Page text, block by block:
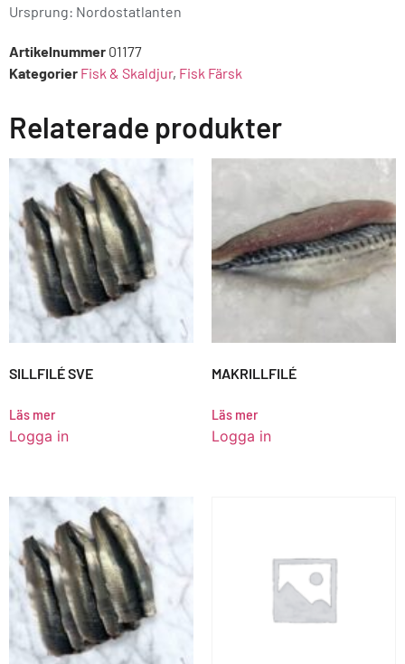
Ursprung: Nordostatlanten
Artikelnummer 01177
Kategorier Fisk & Skaldjur, Fisk Färsk
Relaterade produkter
SILLFILÉ SVE
Läs mer
Logga in
MAKRILLFILÉ
Läs mer
Logga in